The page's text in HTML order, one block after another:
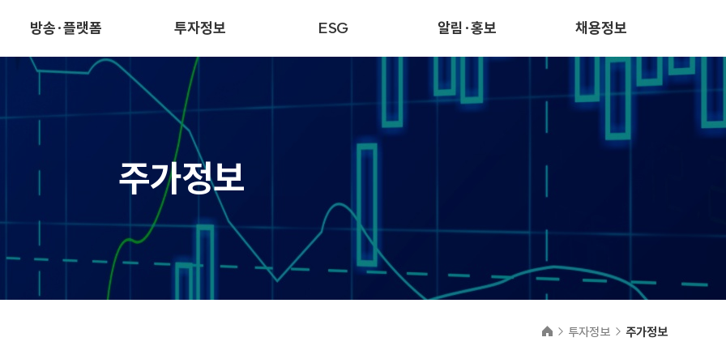
방송·플랫폼 투자정보 ESG 알림·홍보 채용정보
주가정보
투자정보 주가정보